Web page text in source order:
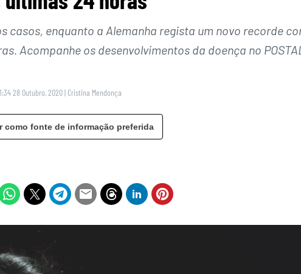
casos, enquanto a Alemanha regista um novo recorde
Acompanhe os desenvolvimentos da doença no
28 Outubro, 2020 | Cristina Mendonça
como fonte de informação preferida